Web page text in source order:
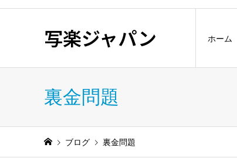
写楽ジャパン ホーム
裏金問題
ブログ 裏金問題